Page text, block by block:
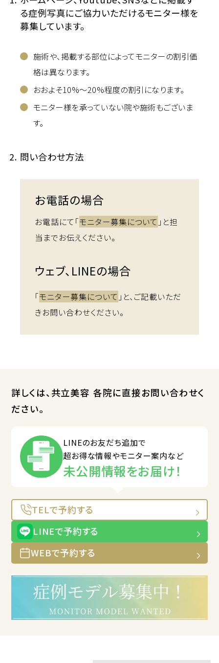
る症例写真にご協力いただけるモニター様を
募集しています。
施術や、掲載する部位によってモニターの割引価
格は異なります。
おおよそ10%～20%程度の割引になります。
モニター様を承っていない院や施術もございま
す。
問い合わせ方法
お電話の場合
お電話にて「モニター募集について 」と担
当までお伝えください。
ウェブ、LINEの場合
「モニター募集について 」と、ご記載いただ
きお問い合わせください。
詳しくは、共立美容 各院に直接お問い合わせく
ださい。
LINEのお友だち追加で
超お得な情報やモニター案内など
未公開情報をお届け！
TELで予約する
LINEで予約する
WEBで予約する